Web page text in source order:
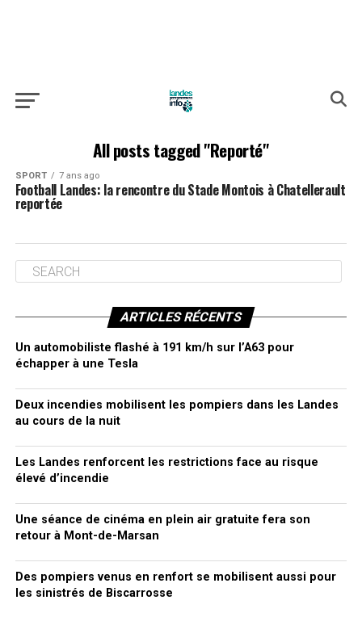
All posts tagged "Reporté"
SPORT 7 ans ago
Football Landes: la rencontre du Stade Montois à Chatellerault
reportée
ARTICLES RÉCENTS
Un automobiliste flashé à 191 km/h sur l’A63 pour
échapper à une Tesla
Deux incendies mobilisent les pompiers dans les Landes
au cours de la nuit
Les Landes renforcent les restrictions face au risque
élevé d’incendie
Une séance de cinéma en plein air gratuite fera son
retour à Mont-de-Marsan
Des pompiers venus en renfort se mobilisent aussi pour
les sinistrés de Biscarrosse